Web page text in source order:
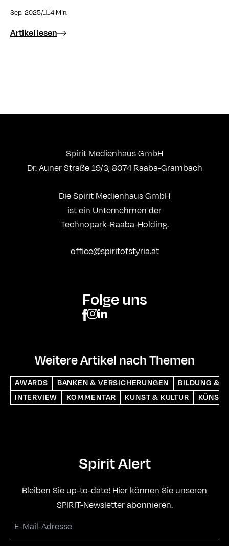
Sep. 2025/ 4 Min.
Artikel lesen
Spirit Medienhaus GmbH
Dr. Auner Straße 19/3, 8074 Raaba-Grambach
Die Spirit Medienhaus GmbH
ist ein Unternehmen der
Technopark-Raaba-Holding.
office@spiritofstyria.at
Folge uns
Weitere Artikel nach Themen
AWARDS BANKEN & VERSICHERUNGEN
BILDUNG &
INTERVIEW
KOMMENTAR KUNST & KULTUR
Spirit Alert
Bleiben Sie up-to-date! Hier können Sie unseren
SPIRIT-Newsletter abonnieren.